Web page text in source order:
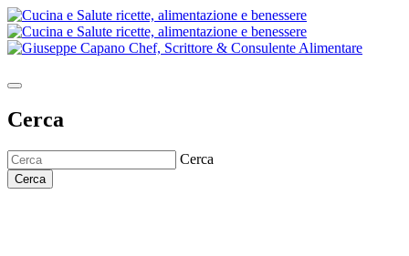
Cerca
Cerca
Cerca